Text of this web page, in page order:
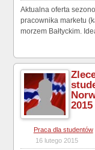
Aktualna oferta
pracownika marketu
morzem Bałtyckim.
2015
Praca dla studentów
16 lutego 2015